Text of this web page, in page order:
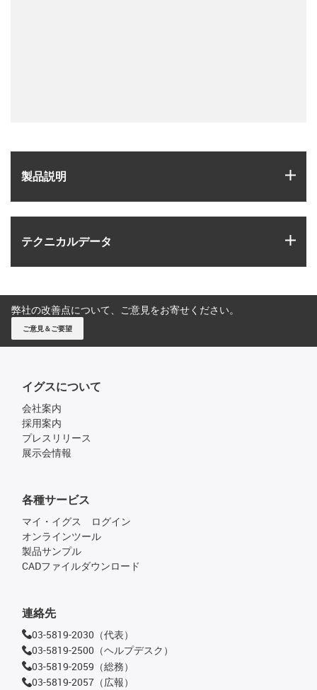
製品説明
テクニカルデータ
弊社の改善点について、ご意見をお寄せください。
ご意見＆ご要望
イグスについて
会社案内
採用案内
プレスリリース
展示会情報
各種サービス
マイ・イグス ログイン
オンラインツール
製品サンプル
CADファイルダウンロード
連絡先
03-5819-2030（代表）
03-5819-2500（ヘルプデスク）
03-5819-2059（総務）
03-5819-2057（広報）